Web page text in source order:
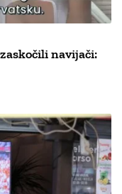
navijači: